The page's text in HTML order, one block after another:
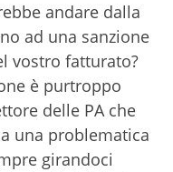
andare dalla
ad una sanzione
vostro fatturato?
è purtroppo
delle PA che
una problematica
girandoci